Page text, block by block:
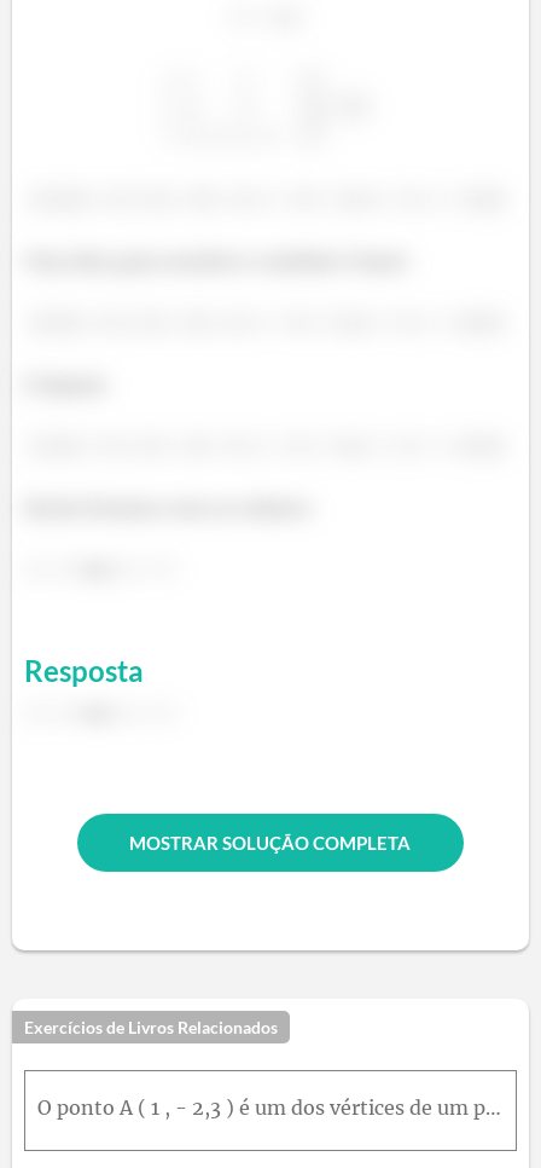
Resposta
MOSTRAR SOLUÇÃO COMPLETA
Exercícios de Livros Relacionados
O ponto A ( 1 , - 2,3 ) é um dos vértices de um paralelepípedo, e os três vértices adjacentes são B 2 , - 1 , - 4 ,C ( 0,2 , 0 ) e D ( - 1 , m , 1 ) . Determinar o valor de m para que o volume desse p